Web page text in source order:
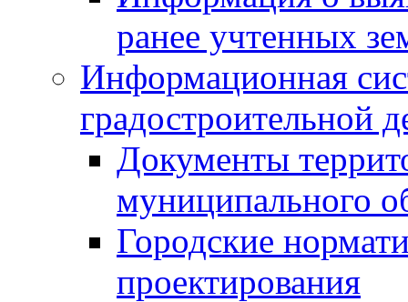
ранее учтенных
Информационная
градостроительной
Документы
муниципального
Городские
проектирования